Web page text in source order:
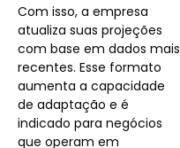
Com isso, a empresa
atualiza suas projeções
com base em dados mais
recentes. Esse formato
aumenta a capacidade
de adaptação e é
indicado para negócios
que operam em